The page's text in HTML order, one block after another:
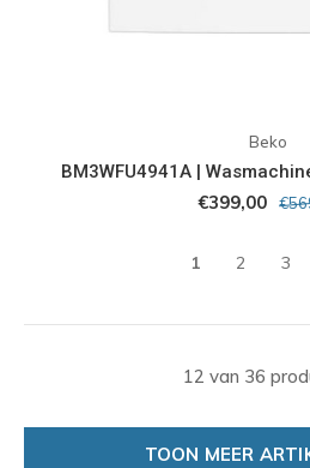
Beko
BM3WFU4941A |
€399,00
1 2 3
12 van 36
TOON MEER